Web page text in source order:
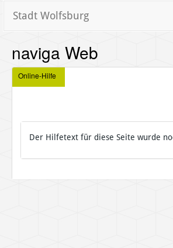
Stadt Wolfsburg
naviga Web
Online-Hilfe
Der Hilfetext für diese Seite wurde